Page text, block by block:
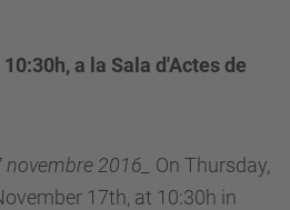
a la Sala d'Actes de
novembre 2016_ On Thursday,
17th, at 10:30h in